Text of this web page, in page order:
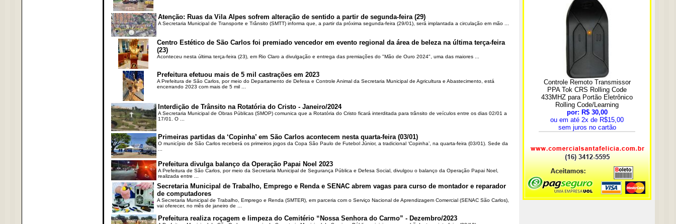
Atenção: Ruas da Vila Alpes sofrem alteração de sentido a partir de segunda-feira (29)
A Secretaria Municipal de Transporte e Trânsito (SMTT) informa que, a partir da próxima segunda-feira (29/01), será implantada a circulação em mão ...
Centro Estético de São Carlos foi premiado vencedor em evento regional da área de beleza na última terça-feira
(23)
Aconteceu nesta última terça-feira (23), em Rio Claro a divulgação e entrega das premiações do "Mão de Ouro 2024", uma das maiores ...
Prefeitura efetuou mais de 5 mil castrações em 2023
A Prefeitura de São Carlos, por meio do Departamento de Defesa e Controle Animal da Secretaria Municipal de Agricultura e Abastecimento, está
encerrando 2023 com mais de 5 mil ...
Interdição de Trânsito na Rotatória do Cristo - Janeiro/2024
A Secretaria Municipal de Obras Públicas (SMOP) comunica que a Rotatória do Cristo ficará interditada para trânsito de veículos entre os dias 02/01 a
17/01. O ...
Primeiras partidas da ‘Copinha’ em São Carlos acontecem nesta quarta-feira (03/01)
O município de São Carlos receberá os primeiros jogos da Copa São Paulo de Futebol Júnior, a tradicional ‘Copinha’, na quarta-feira (03/01). Sede da
Prefeitura divulga balanço da Operação Papai Noel 2023
A Prefeitura de São Carlos, por meio da Secretaria Municipal de Segurança Pública e Defesa Social, divulgou o balanço da Operação Papai Noel,
realizada entre ...
Secretaria Municipal de Trabalho, Emprego e Renda e SENAC abrem vagas para curso de montador e reparador
de computadores
A Secretaria Municipal de Trabalho, Emprego e Renda (SMTER), em parceria com o Serviço Nacional de Aprendizagem Comercial (SENAC São Carlos),
vai oferecer, no mês de janeiro de ...
Prefeitura realiza roçagem e limpeza do Cemitério “Nossa Senhora do Carmo” - Dezembro/2023